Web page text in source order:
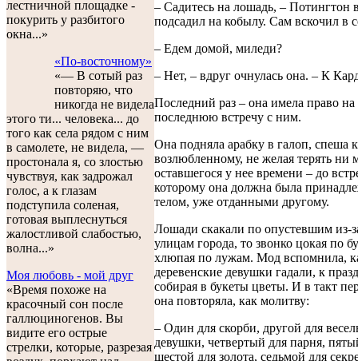
лестничной площадке -
покурить у разбитого
окна...»
«По-восточному»
«— В сотый раз
повторяю, что
никогда не видела
этого ти... человека... до
того как села рядом с ним
в самолете, не видела, —
простонала я, со злостью
чувствуя, как задрожал
голос, а к глазам
подступила соленая,
готовая выплеснуться
жалостливой слабостью,
волна...»
Моя любовь - мой друг
«Время похоже на
красочный сон после
галлюциногенов. Вы
видите его острые
стрелки, которые, разрезая
– Садитесь на лошадь, – Потингтон
подсадил на кобылу. Сам вскочил в
– Едем домой, миледи?
– Нет, – вдруг очнулась она. – К
Последний раз – она имела право на
последнюю встречу с ним.
Она подняла арабку в галоп, спеша
возлюбленному, не желая терять ни
оставшегося у нее времени – до
которому она должна была
телом, уже отданными другому.
Лошади скакали по опустевшим из-
улицам города, то звонко цокая по
хлюпая по лужам. Мод вспомнила,
деревенские девушки гадали, к
собирая в букеты цветы. И в такт
она повторяла, как молитву:
– Один для скорби, другой для
девушки, четвертый для парня,
шестой для золота, седьмой для